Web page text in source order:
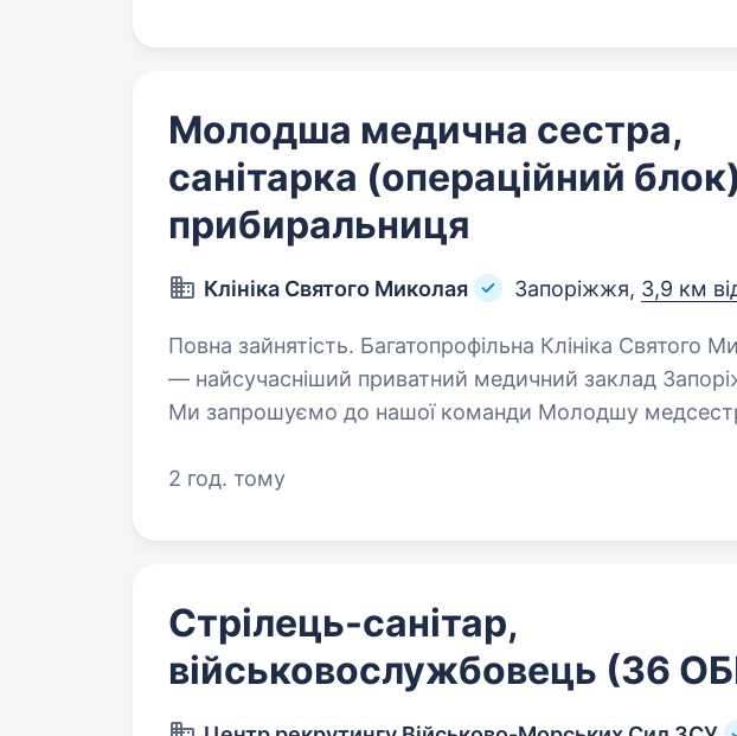
Молодша медична сестра,
санітарка (операційний
прибиральниця
Клініка Святого Миколая Запоріжжя, 3,9 км
Повна зайнятість. Багатопрофільна Клініка Святого Миколая
— найсучасніший приватний медичний заклад
Ми запрошуємо до нашої команди Молодшу
2 год. тому
Стрілець-санітар,
військовослужбовець (36